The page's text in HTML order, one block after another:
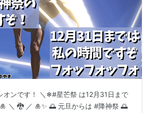
オンです！ ＼❄#星芒祭 は12月31日まで
＼ 🐉 ／ 🎍✨ 🌅 元旦からは #降神祭 🌅